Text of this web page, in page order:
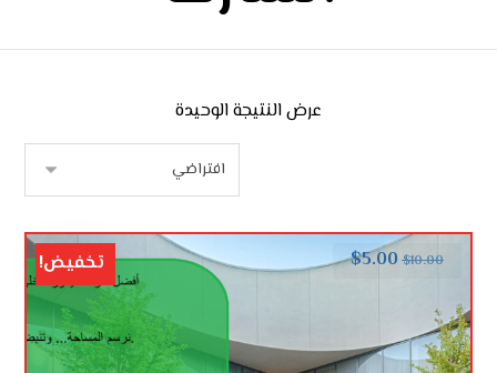
عرض النتيجة الوحيدة
$10.00
$5.00 تخفيض!